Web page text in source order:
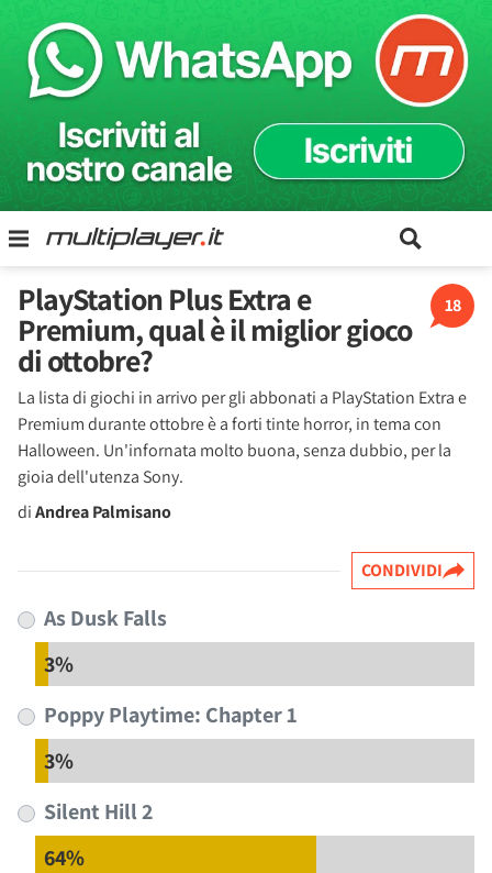
18
PlayStation Plus Extra e
Premium, qual è il miglior gioco
di ottobre?
La lista di giochi in arrivo per gli abbonati a PlayStation Extra e
Premium durante ottobre è a forti tinte horror, in tema con
Halloween. Un'infornata molto buona, senza dubbio, per la
gioia dell'utenza Sony.
diAndrea Palmisano
CONDIVIDI
As Dusk Falls
3%
Poppy Playtime: Chapter 1
3%
Silent Hill 2
64%